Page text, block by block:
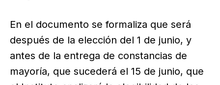
En el documento se formaliza que será
después de la elección del 1 de junio, y
antes de la entrega de constancias de
mayoría, que sucederá el 15 de junio, que